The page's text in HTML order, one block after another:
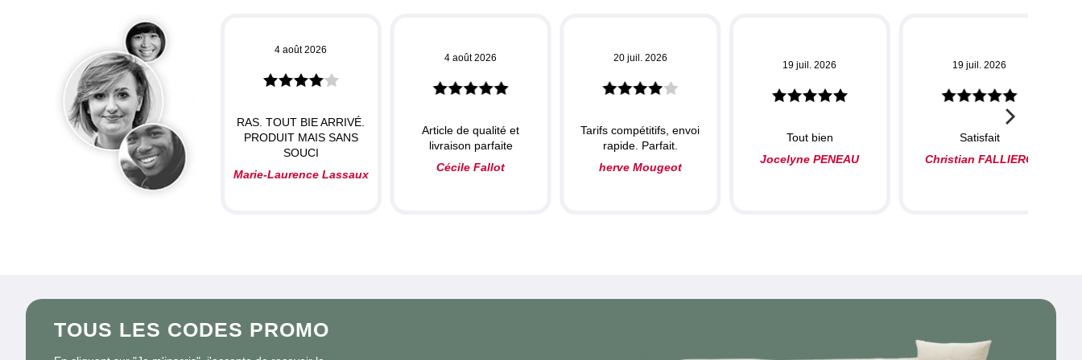
4 août 2026
RAS. TOUT BIE ARRIVÉ.
PRODUIT MAIS SANS
SOUCI
Marie-Laurence Lassaux
4 août 2026
Article de qualité et
livraison parfaite
Cécile Fallot
20 juil. 2026
Tarifs compétitifs, envoi
rapide. Parfait.
herve Mougeot
19 juil. 2026
Tout bien
Jocelyne PENEAU
19 juil. 2026
Satisfait
Christian FALLIERO
TOUS LES CODES PROMO